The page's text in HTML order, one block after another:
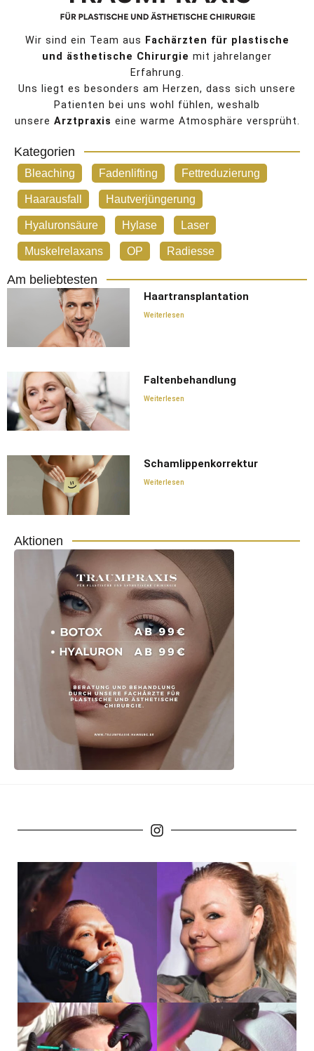
Wir sind ein Team aus Fachärzten für plastische
und ästhetische Chirurgie mit jahrelanger
Erfahrung.
Uns liegt es besonders am Herzen, dass sich unsere
Patienten bei uns wohl fühlen, weshalb
unsere Arztpraxis eine warme Atmosphäre versprüht.
Kategorien
Bleaching Fadenlifting Fettreduzierung
Haarausfall Hautverjüngerung
Hyaluronsäure Hylase Laser
Muskelrelaxans OP Radiesse
Am beliebtesten
Haartransplantation
Weiterlesen
Faltenbehandlung
Weiterlesen
Schamlippenkorrektur
Weiterlesen
Aktionen